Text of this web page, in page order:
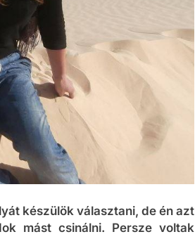
készülök választani, de én azt
mást csinálni. Persze voltak